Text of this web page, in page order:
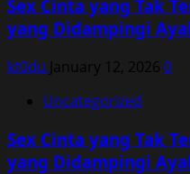
Sex Cinta yang Tak
yang Didampingi
kt0du January 12, 2026 0
Uncategorized
Sex Cinta yang Tak
yang Didampingi